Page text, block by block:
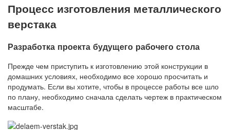
Процесс изготовления металлического
верстака
Разработка проекта будущего рабочего стола
Прежде чем приступить к изготовлению этой конструкции в
домашних условиях, необходимо все хорошо просчитать и
продумать. Если вы хотите, чтобы в процессе работы все шло
по плану, необходимо сначала сделать чертеж в практическом
масштабе.